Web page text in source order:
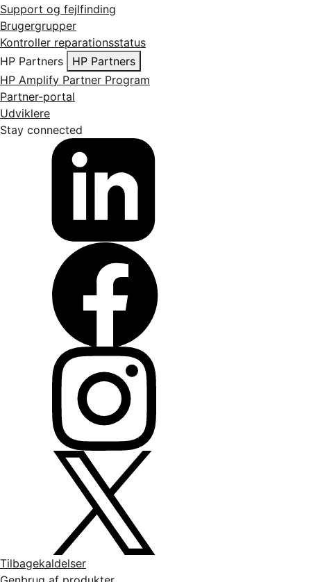
Support og fejlfinding
Brugergrupper
Kontroller reparationsstatus
HP Partners
HP Partners
HP Amplify Partner Program
Partner-portal
Udviklere
Stay connected
Tilbagekaldelser